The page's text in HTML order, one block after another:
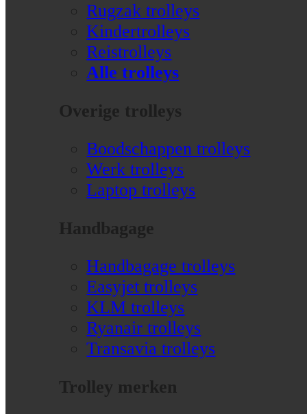
Rugzak trolleys
Kindertrolleys
Reistrolleys
Alle trolleys
Overige trolleys
Boodschappen trolleys
Werk trolleys
Laptop trolleys
Handbagage
Handbagage trolleys
Easyjet trolleys
KLM trolleys
Ryanair trolleys
Transavia trolleys
Trolley merken